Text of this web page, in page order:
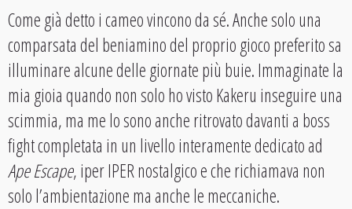
Come già detto i cameo vincono da sé. Anche solo una
comparsata del beniamino del proprio gioco preferito sa
illuminare alcune delle giornate più buie. Immaginate la
mia gioia quando non solo ho visto Kakeru inseguire una
scimmia, ma me lo sono anche ritrovato davanti a boss
fight completata in un livello interamente dedicato ad
Ape Escape, iper IPER nostalgico e che richiamava non
solo l’ambientazione ma anche le meccaniche.